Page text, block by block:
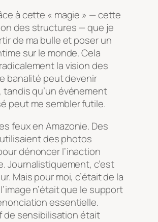
à cette « magie » — cette
des structures — que je
de ma bulle et poser un
sur le monde. Cela
la vision des
banalité peut devenir
tandis qu’un événement
peut me sembler futile.
feux en Amazonie. Des
des photos
dénoncer l’inaction
Journalistiquement, c’est
Mais pour moi, c’était de la
n’était que le support
essentielle.
de sensibilisation était